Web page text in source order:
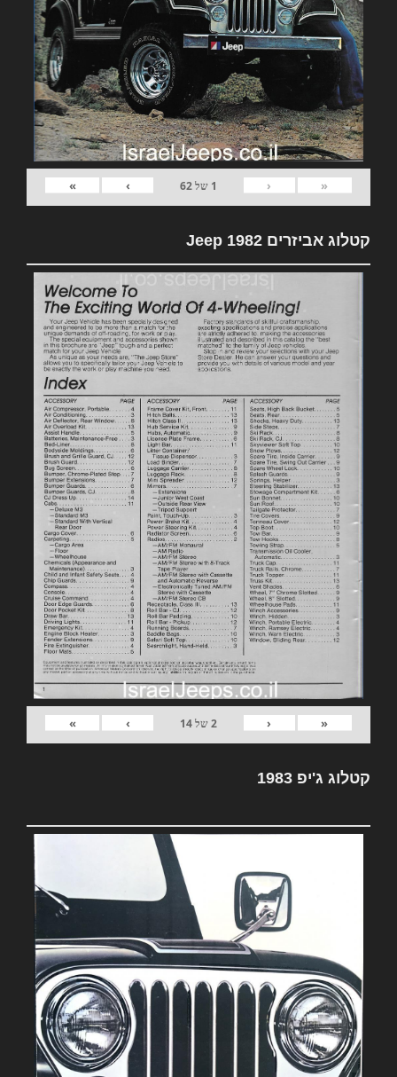
«
‹
1 של62
›
»
קטלוג אביזרים 1982 Jeep
«
‹
2של14
›
»
קטלוג ג'יפ 1983